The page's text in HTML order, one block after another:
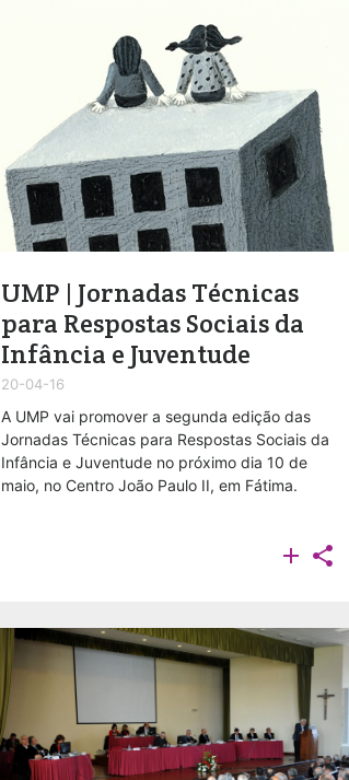
UMP | Jornadas Técnicas
para Respostas Sociais da
Infância e Juventude
20-04-16
A UMP vai promover a segunda edição das
Jornadas Técnicas para Respostas Sociais da
Infância e Juventude no próximo dia 10 de
maio, no Centro João Paulo II, em Fátima.
 